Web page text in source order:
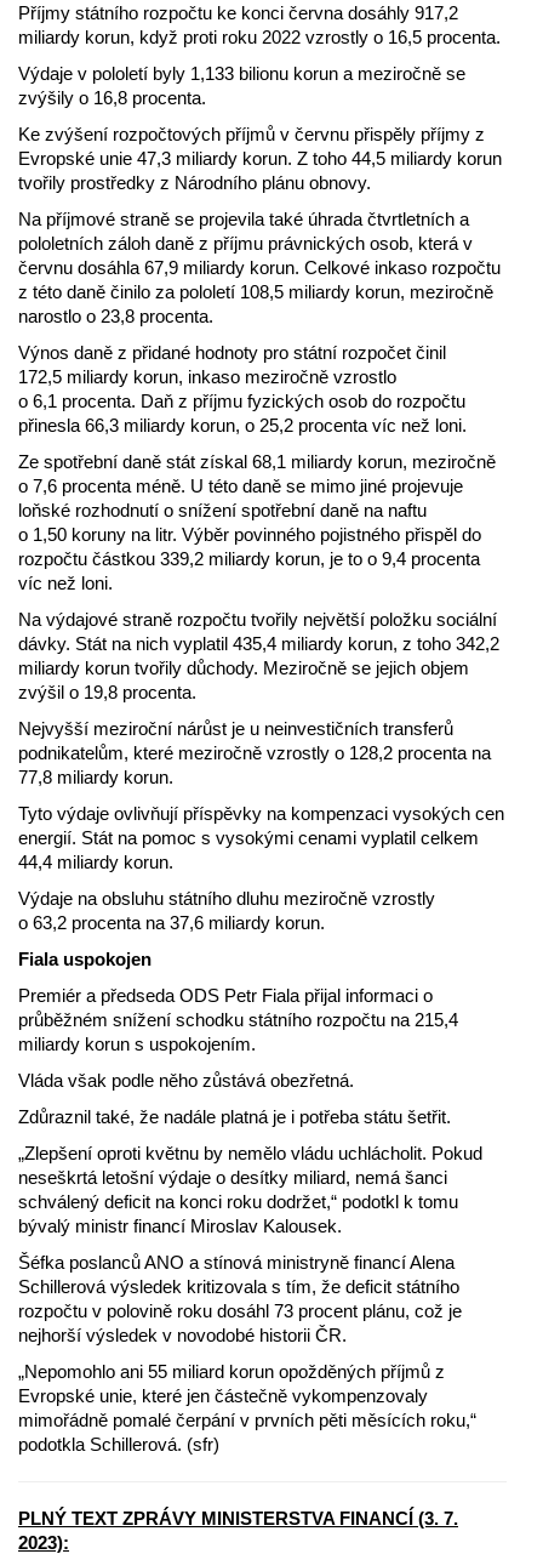
Příjmy státního rozpočtu ke konci června dosáhly 917,2
miliardy korun, když proti roku 2022 vzrostly o 16,5 procenta.
Výdaje v pololetí byly 1,133 bilionu korun a meziročně se
zvýšily o 16,8 procenta.
Ke zvýšení rozpočtových příjmů v červnu přispěly příjmy z
Evropské unie 47,3 miliardy korun. Z toho 44,5 miliardy korun
tvořily prostředky z Národního plánu obnovy.
Na příjmové straně se projevila také úhrada čtvrtletních a
pololetních záloh daně z příjmu právnických osob, která v
červnu dosáhla 67,9 miliardy korun. Celkové inkaso rozpočtu
z této daně činilo za pololetí 108,5 miliardy korun, meziročně
narostlo o 23,8 procenta.
Výnos daně z přidané hodnoty pro státní rozpočet činil
172,5 miliardy korun, inkaso meziročně vzrostlo
o 6,1 procenta. Daň z příjmu fyzických osob do rozpočtu
přinesla 66,3 miliardy korun, o 25,2 procenta víc než loni.
Ze spotřební daně stát získal 68,1 miliardy korun, meziročně
o 7,6 procenta méně. U této daně se mimo jiné projevuje
loňské rozhodnutí o snížení spotřební daně na naftu
o 1,50 koruny na litr. Výběr povinného pojistného přispěl do
rozpočtu částkou 339,2 miliardy korun, je to o 9,4 procenta
víc než loni.
Na výdajové straně rozpočtu tvořily největší položku sociální
dávky. Stát na nich vyplatil 435,4 miliardy korun, z toho 342,2
miliardy korun tvořily důchody. Meziročně se jejich objem
zvýšil o 19,8 procenta.
Nejvyšší meziroční nárůst je u neinvestičních transferů
podnikatelům, které meziročně vzrostly o 128,2 procenta na
77,8 miliardy korun.
Tyto výdaje ovlivňují příspěvky na kompenzaci vysokých cen
energií. Stát na pomoc s vysokými cenami vyplatil celkem
44,4 miliardy korun.
Výdaje na obsluhu státního dluhu meziročně vzrostly
o 63,2 procenta na 37,6 miliardy korun.
Fiala uspokojen
Premiér a předseda ODS Petr Fiala přijal informaci o
průběžném snížení schodku státního rozpočtu na 215,4
miliardy korun s uspokojením.
Vláda však podle něho zůstává obezřetná.
Zdůraznil také, že nadále platná je i potřeba státu šetřit.
„Zlepšení oproti květnu by nemělo vládu uchlácholit. Pokud
neseškrtá letošní výdaje o desítky miliard, nemá šanci
schválený deficit na konci roku dodržet,“ podotkl k tomu
bývalý ministr financí Miroslav Kalousek.
Šéfka poslanců ANO a stínová ministryně financí Alena
Schillerová výsledek kritizovala s tím, že deficit státního
rozpočtu v polovině roku dosáhl 73 procent plánu, což je
nejhorší výsledek v novodobé historii ČR.
„Nepomohlo ani 55 miliard korun opožděných příjmů z
Evropské unie, které jen částečně vykompenzovaly
mimořádně pomalé čerpání v prvních pěti měsících roku,“
podotkla Schillerová. (sfr)
PLNÝ TEXT ZPRÁVY MINISTERSTVA FINANCÍ (3. 7.
2023):